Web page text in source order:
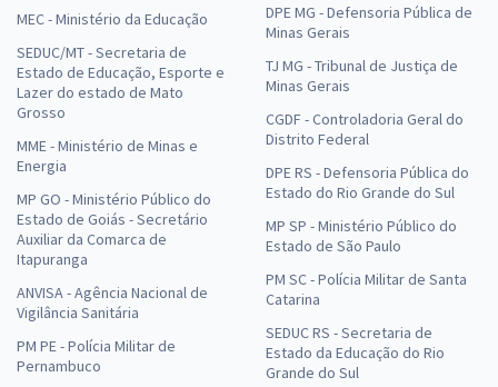
MEC - Ministério da Educação
SEDUC/MT - Secretaria de
Estado de Educação, Esporte e
Lazer do estado de Mato
Grosso
MME - Ministério de Minas e
Energia
MP GO - Ministério Público do
Estado de Goiás - Secretário
Auxiliar da Comarca de
Itapuranga
ANVISA - Agência Nacional de
Vigilância Sanitária
PM PE - Polícia Militar de
Pernambuco
DPE MG - Defensoria Pública de
Minas Gerais
TJ MG - Tribunal de Justiça de
Minas Gerais
CGDF - Controladoria Geral do
Distrito Federal
DPE RS - Defensoria Pública do
Estado do Rio Grande do Sul
MP SP - Ministério Público do
Estado de São Paulo
PM SC - Polícia Militar de Santa
Catarina
SEDUC RS - Secretaria de
Estado da Educação do Rio
Grande do Sul